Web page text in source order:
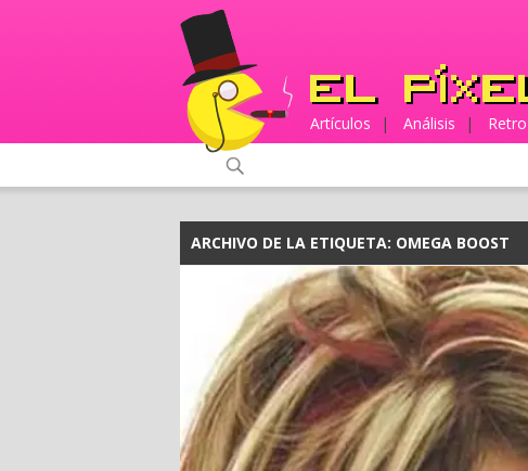
Artículos | Análisis |
ARCHIVO DE LA ETIQUETA: OMEGA BOOST